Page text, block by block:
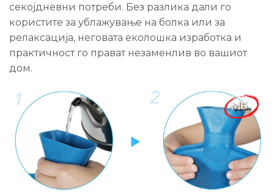
секојдневни потреби. Без разлика дали го
користите за ублажување на болка или за
релаксација, неговата еколошка изработка и
практичност го прават незаменлив во вашиот
дом.